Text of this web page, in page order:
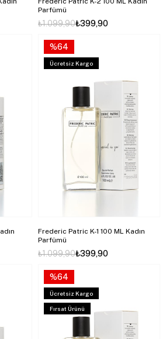
Parfümü
₺399,90
₺1.099,90
Frederic Patric K-1 100 ML Kadın
Parfümü
₺399,90
₺1.099,90
%64
Ücretsiz Kargo
%64
Ücretsiz Kargo
Fırsat Ürünü